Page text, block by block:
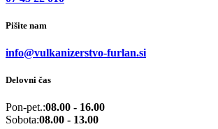
Pišite nam
info@vulkanizerstvo-furlan.si
Delovni čas
Pon-pet.:08.00 - 16.00
Sobota:08.00 - 13.00